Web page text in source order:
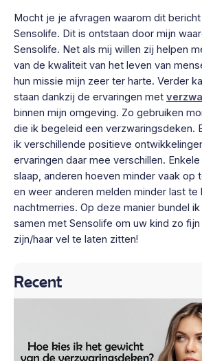
Mocht je je afvragen waarom dit
Sensolife. Dit is ontstaan door mijn
Sensolife. Net als mij willen zij helpen
van de kwaliteit van het leven van
hun missie mijn zeer ter harte. Verder
staan dankzij de ervaringen met
binnen mijn omgeving. Zo gebruiken
die ik begeleid een verzwaringsdeken.
ik verschillende positieve
ervaringen daar mee verschillen.
slaap, anderen hoeven minder vaak op
en weer anderen melden minder last te
nachtmerries. Op deze manier bundel
samen met Sensolife om uw kind zo
zijn/haar vel te laten zitten!
Recent